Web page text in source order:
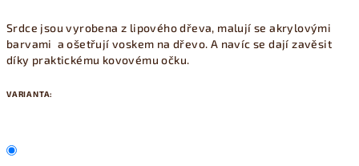
Srdce jsou vyrobena z lipového dřeva, malují se akrylovými
barvami a ošetřují voskem na dřevo. A navíc se dají zavěsit
díky praktickému kovovému očku.
VARIANTA: